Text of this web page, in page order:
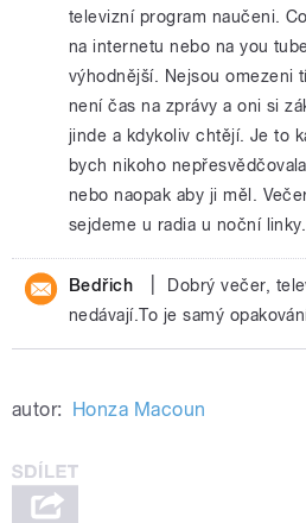
televizní program naučeni.
na internetu nebo na you
výhodnější. Nejsou omezeni
není čas na zprávy a oni si
jinde a kdykoliv chtějí. Je to
bych nikoho
nebo naopak aby ji měl.
sejdeme u radia u noční
Bedřich
Dobrý večer,
nedávají.To je samý
autor: Honza Macoun